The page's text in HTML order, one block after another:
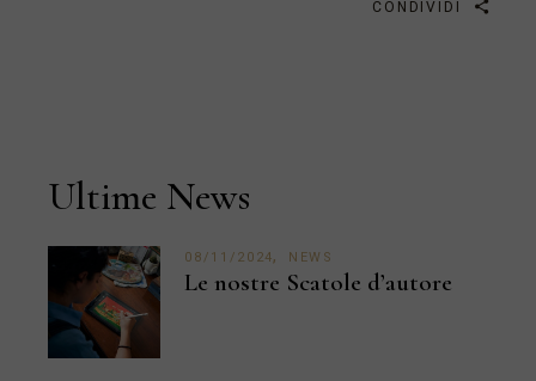
CONDIVIDI
Ultime News
08/11/2024 NEWS
Le nostre Scatole d’autore